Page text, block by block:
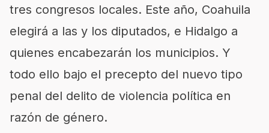
tres congresos locales. Este año, Coahuila
elegirá a las y los diputados, e Hidalgo a
quienes encabezarán los municipios. Y
todo ello bajo el precepto del nuevo tipo
penal del delito de violencia política en
razón de género.